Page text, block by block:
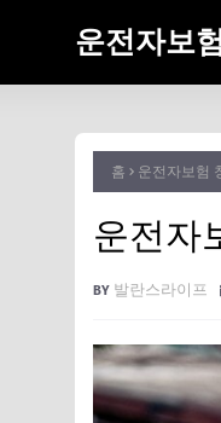
운전자보
홈 운전자보험
운전자
발란스라이프